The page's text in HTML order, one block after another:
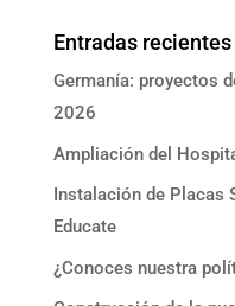
Entradas recientes
Germanía: proyectos
2026
Ampliación del
Instalación de Placas
Educate
¿Conoces nuestra